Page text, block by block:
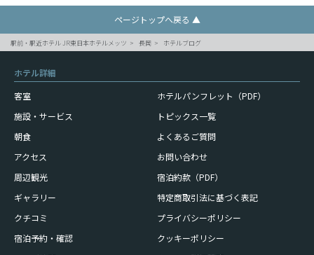
ページトップへ戻る ▲
駅前・駅近ホテル JR東日本ホテルメッツ 長岡 ホテルブログ
ホテル詳細
客室
施設・サービス
朝食
アクセス
周辺観光
ギャラリー
クチコミ
宿泊予約・確認
ホテルパンフレット（PDF）
トピックス一覧
よくあるご質問
お問い合わせ
宿泊約款（PDF）
特定商取引法に基づく表記
プライバシーポリシー
クッキーポリシー